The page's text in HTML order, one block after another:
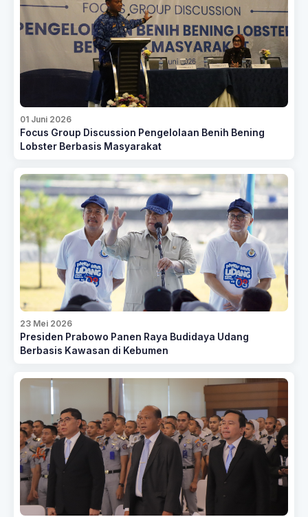
01 Juni 2026
Focus Group Discussion Pengelolaan Benih Bening
Lobster Berbasis Masyarakat
23 Mei 2026
Presiden Prabowo Panen Raya Budidaya Udang
Berbasis Kawasan di Kebumen